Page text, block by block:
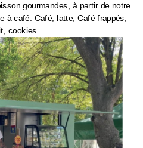
gourmandes, à partir de notre
à café. Café, latte, Café frappés,
cookies…